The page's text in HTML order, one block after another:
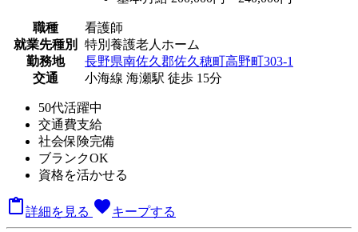
職種
看護師
就業先種別
特別養護老人ホーム
勤務地
長野県南佐久郡佐久穂町高野町303-1
交通
小海線 海瀬駅 徒歩 15分
50代活躍中
交通費支給
社会保険完備
ブランクOK
資格を活かせる
詳細を見る favoriteキープする